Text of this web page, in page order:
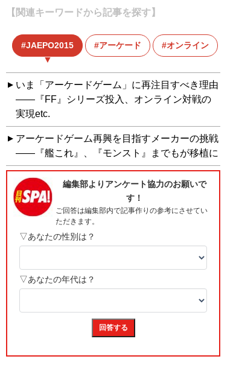
【関連キーワードから記事を探す】
JAEPO2015 アーケード オンライン
いま「アーケードゲーム」に再注目すべき理由
――『FF』シリーズ投入、オンライン対戦の
実現etc.
アーケードゲーム再興を目指すメーカーの挑戦
――『艦これ』、『モンスト』までもが移植に